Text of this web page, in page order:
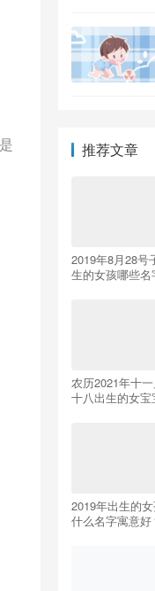
推荐文章
2019年8月28号
生的女孩哪些名
农历2021年十
十八出生的女宝
2019年出生的
什么名字寓意好